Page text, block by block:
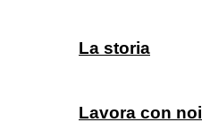
La storia
Lavora con noi